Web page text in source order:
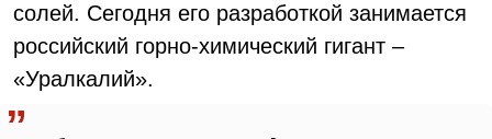
солей. Сегодня его разработкой занимается
российский горно-химический гигант –
«Уралкалий».